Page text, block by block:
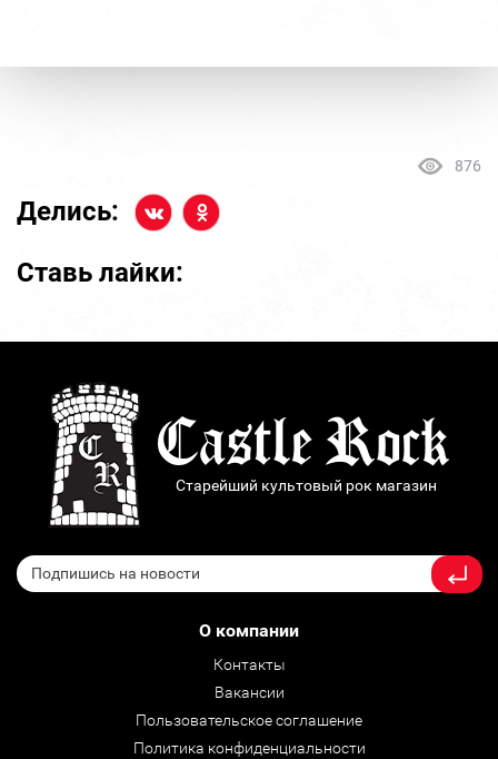
876
Делись:
Ставь лайки:
Старейший культовый рок магазин
О компании
Контакты
Вакансии
Пользовательское соглашение
Политика конфиденциальности